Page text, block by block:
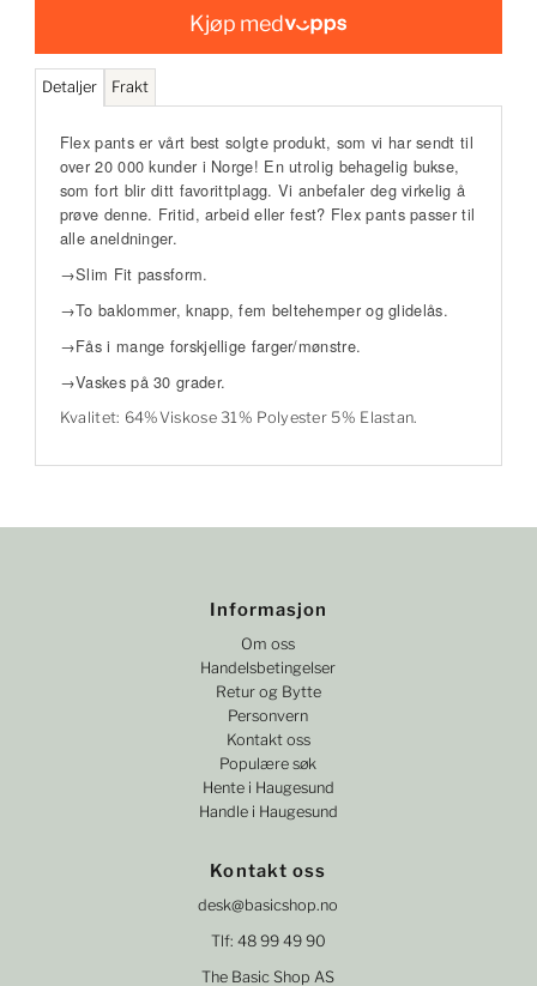
Kjøp med
Detaljer Frakt
Flex pants er vårt best solgte produkt, som vi har sendt til
over 20 000 kunder i Norge! En utrolig behagelig bukse,
som fort blir ditt favorittplagg. Vi anbefaler deg virkelig å
prøve denne. Fritid, arbeid eller fest? Flex pants passer til
alle aneldninger.
→Slim Fit passform.
→To baklommer, knapp, fem beltehemper og glidelås.
→Fås i mange forskjellige farger/mønstre.
→Vaskes på 30 grader.
Kvalitet: 64%Viskose 31% Polyester 5% Elastan.
Informasjon
Om oss
Handelsbetingelser
Retur og Bytte
Personvern
Kontakt oss
Populære søk
Hente i Haugesund
Handle i Haugesund
Kontakt oss
desk@basicshop.no
Tlf: 48 99 49 90
The Basic Shop AS